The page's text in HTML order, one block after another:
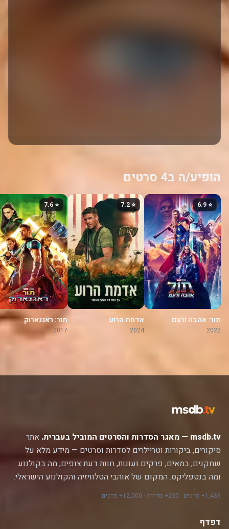
הופיע/ה ב4 סרטים
⭐ 6.9
תור: אהבה ורעם
2022
⭐ 7.2
אדמת הרוע
2024
⭐ 7.6
תור: ראגנארוק
2017
msdb.tv — מאגר הסדרות והסרטים המוביל בעברית.
אתר
סיקורים, ביקורות וטריילרים לסדרות וסרטים — מידע מלא על
שחקנים, במאים, פרקים ועונות, חוות דעת צופים, מה בקולנוע
ומה בנטפליקס. המקום של אוהבי הטלוויזיה והקולנוע הישראלי.
1,436+ סרטים · 230+ סדרות · 12,000+ פרקים
דפדף